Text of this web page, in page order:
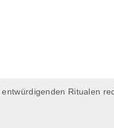
entwürdigenden Ritualen